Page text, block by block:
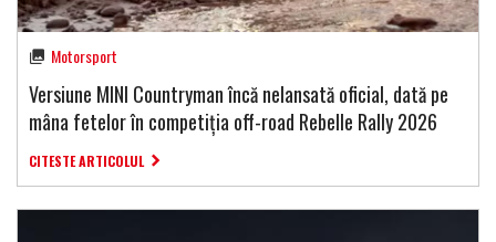
Motorsport
Versiune MINI Countryman încă nelansată oficial, dată pe
mâna fetelor în competiția off-road Rebelle Rally 2026
CITESTE ARTICOLUL